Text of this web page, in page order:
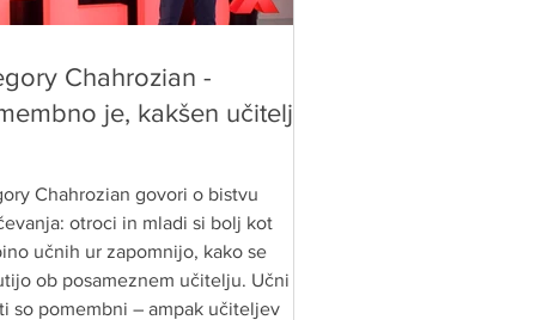
Chahrozian -
je, kakšen učitelj
Chahrozian govori o bistvu
otroci in mladi si bolj kot
učnih ur zapomnijo, kako se
ob posameznem učitelju. Učni
so pomembni – ampak učiteljev